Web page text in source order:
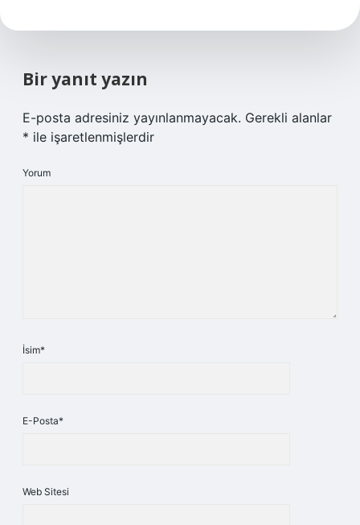
Bir yanıt yazın
E-posta adresiniz yayınlanmayacak. Gerekli alanlar
* ile işaretlenmişlerdir
Yorum
İsim*
E-Posta*
Web Sitesi